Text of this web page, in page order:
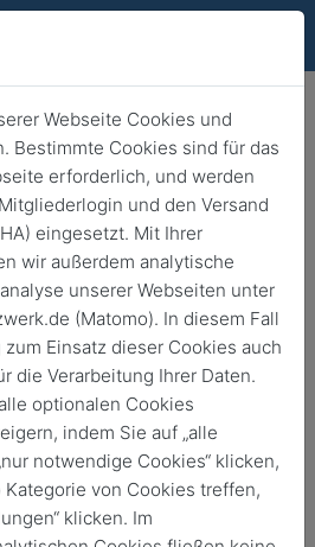
Dresden
- Feste Luft
11. Dez. 2023, 19:00
Webseite Cookies und
Bestimmte Cookies sind für das
erforderlich, und werden
und den Versand
eingesetzt. Mit Ihrer
wir außerdem analytische
unserer Webseiten unter
(Matomo). In diesem Fall
Einsatz dieser Cookies auch
die Verarbeitung Ihrer Daten.
optionalen Cookies
indem Sie auf „alle
notwendige Cookies“ klicken,
von Cookies treffen,
klicken. Im